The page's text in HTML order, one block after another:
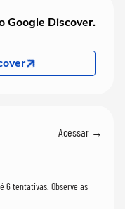
Google Discover.
Acessar →
6 tentativas. Observe as